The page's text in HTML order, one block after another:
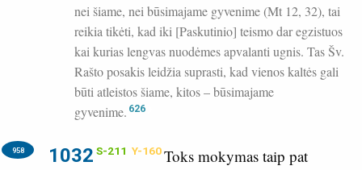
nei šiame, nei būsimajame gyvenime (Mt 12, 32), tai
reikia tikėti, kad iki [Paskutinio] teismo dar egzistuos
kai kurias lengvas nuodėmes apvalanti ugnis. Tas Šv.
Rašto posakis leidžia suprasti, kad vienos kaltės gali
būti atleistos šiame, kitos – būsimajame
gyvenime. 626
1032 S-211 Y-160
958
Toks mokymas taip pat